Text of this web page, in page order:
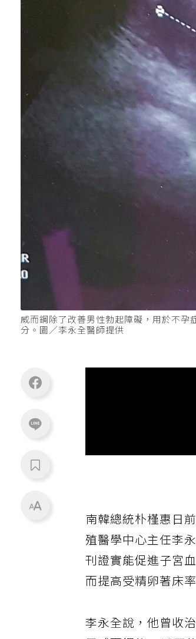
威而鋼除了改善男性勃起障礙，用於不
分。圖／李永全醫師提供
南韓總統朴槿惠日
殖醫學中心主任李
刊證實能促進子宮
而提高受精卵著床
李永全說，他曾收